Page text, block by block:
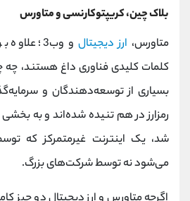
بلاک چین، کریپتوکارنسی و متاورس
متاورس، ارز دیجیتال
و وب3؛
کلمات کلیدی فناوری داغ هستند، چه
بسیاری از توسعه‌دهندگان و
شد، یک اینترنت غیرمتمرکز که
می‌شود نه توسط شرکت‌های بزرگ.